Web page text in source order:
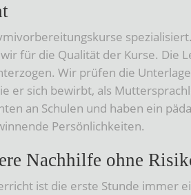
für die Qualität der Kurse. Die
Wir prüfen die
er sich bewirbt, als
an Schulen und haben ein
Persönlichkeiten.
Nachhilfe ohne
ist die erste Stunde immer